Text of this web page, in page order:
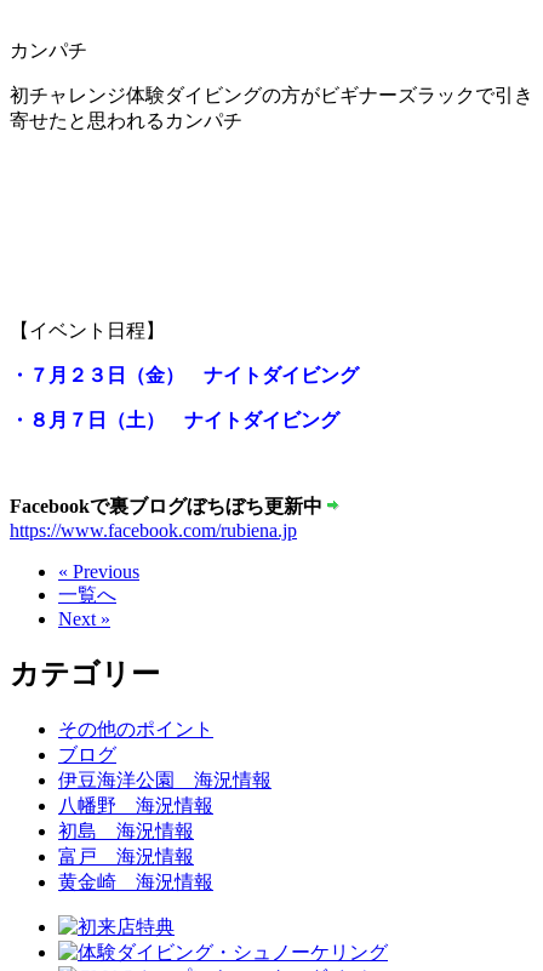
カンパチ
初チャレンジ体験ダイビングの方がビギナーズラックで引き
寄せたと思われるカンパチ
【イベント日程】
・７月２３日（金） ナイトダイビング
・８月７日（土） ナイトダイビング
Facebookで裏ブログぼちぼち更新中
https://www.facebook.com/rubiena.jp
« Previous
一覧へ
Next »
カテゴリー
その他のポイント
ブログ
伊豆海洋公園 海況情報
八幡野 海況情報
初島 海況情報
富戸 海況情報
黄金崎 海況情報